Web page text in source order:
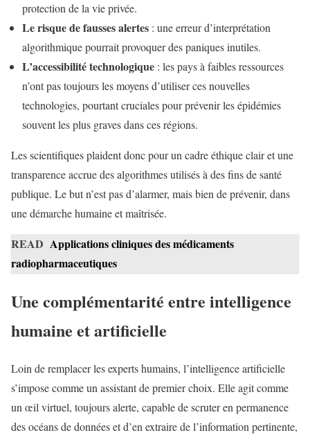
protection de la vie privée.
Le risque de fausses alertes : une erreur d’interprétation
algorithmique pourrait provoquer des paniques inutiles.
L’accessibilité technologique : les pays à faibles ressources
n’ont pas toujours les moyens d’utiliser ces nouvelles
technologies, pourtant cruciales pour prévenir les épidémies
souvent les plus graves dans ces régions.
Les scientifiques plaident donc pour un cadre éthique clair et une
transparence accrue des algorithmes utilisés à des fins de santé
publique. Le but n’est pas d’alarmer, mais bien de prévenir, dans
une démarche humaine et maîtrisée.
READ Applications cliniques des médicaments
radiopharmaceutiques
Une complémentarité entre intelligence
humaine et artificielle
Loin de remplacer les experts humains, l’intelligence artificielle
s’impose comme un assistant de premier choix. Elle agit comme
un œil virtuel, toujours alerte, capable de scruter en permanence
des océans de données et d’en extraire de l’information pertinente,